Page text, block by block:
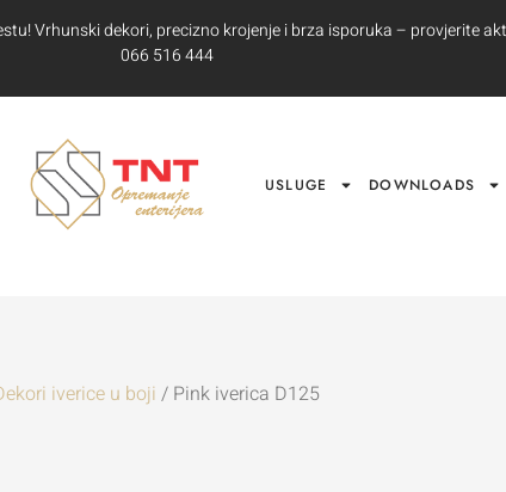
Vrhunski dekori, precizno krojenje i brza isporuka – provjerite
066 516 444
USLUGE DOWNLOADS
iverice u boji / Pink iverica D125